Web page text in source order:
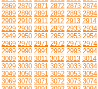
2869 2870 2871 2872 2873 2874
2889 2890 2891 2892 2893 2894
2909 2910 2911 2912 2913 2914
2929 2930 2931 2932 2933 2934
2949 2950 2951 2952 2953 2954
2969 2970 2971 2972 2973 2974
2989 2990 2991 2992 2993 2994
3009 3010 3011 3012 3013 3014
3029 3030 3031 3032 3033 3034
3049 3050 3051 3052 3053 3054
3069 3070 3071 3072 3073 3074